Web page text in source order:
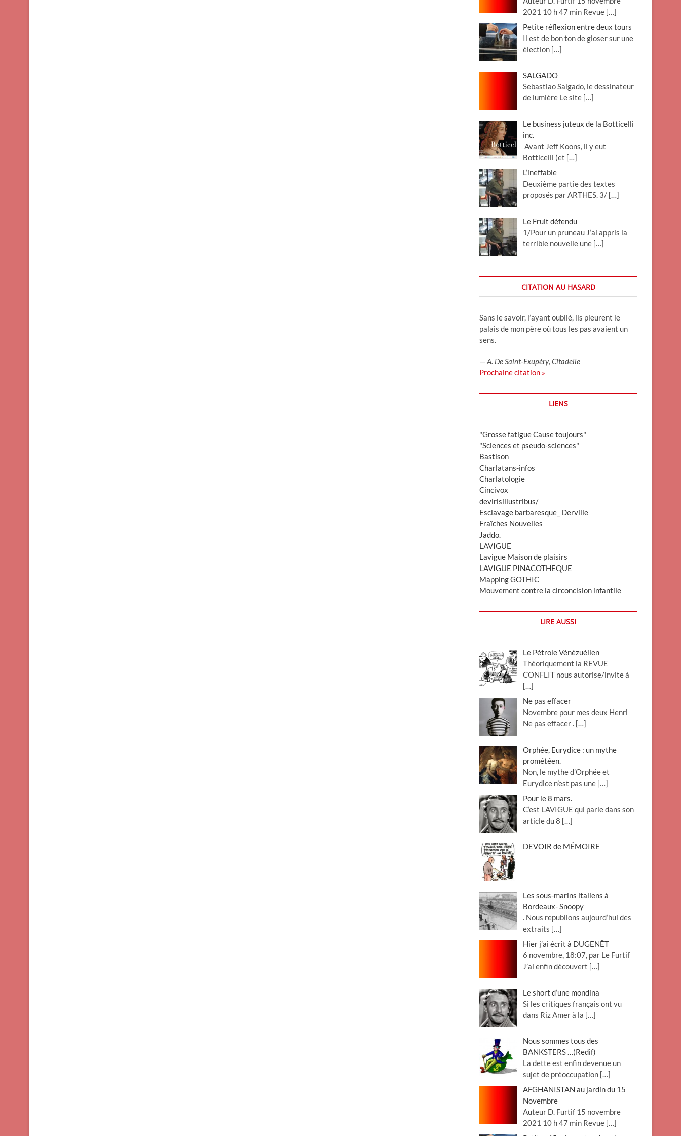
2021 10 h 47 min Revue […]
Petite réflexion entre deux tours
Il est de bon ton de gloser sur une
élection […]
SALGADO
Sebastiao Salgado, le dessinateur
de lumière Le site […]
Le business juteux de la Botticelli
inc.
Avant Jeff Koons, il y eut
Botticelli (et […]
L’ineffable
Deuxième partie des textes
proposés par ARTHES. 3/ […]
Le Fruit défendu
1/Pour un pruneau J’ai appris la
terrible nouvelle une […]
CITATION AU HASARD
Sans le savoir, l’ayant oublié, ils pleurent le
palais de mon père où tous les pas avaient un
sens.
—A. De Saint-Exupéry,Citadelle
Prochaine citation »
LIENS
"Grosse fatigue Cause toujours"
"Sciences et pseudo-sciences"
Bastison
Charlatans-infos
Charlatologie
Cincivox
devirisillustribus/
Esclavage barbaresque_ Derville
Fraîches Nouvelles
Jaddo.
LAVIGUE
Lavigue Maison de plaisirs
LAVIGUE PINACOTHEQUE
Mapping GOTHIC
Mouvement contre la circoncision infantile
LIRE AUSSI
Le Pétrole Vénézuélien
Théoriquement la REVUE
CONFLIT nous autorise/invite à
[…]
Ne pas effacer
Novembre pour mes deux Henri
Ne pas effacer . […]
Orphée, Eurydice : un mythe
prométéen.
Non, le mythe d’Orphée et
Eurydice n’est pas une […]
Pour le 8 mars.
C’est LAVIGUE qui parle dans son
article du 8 […]
DEVOIR de MÉMOIRE
Les sous-marins italiens à
Bordeaux- Snoopy
. Nous republions aujourd’hui des
extraits […]
Hier j’ai écrit à DUGENÊT
6 novembre, 18:07, par Le Furtif
J’ai enfin découvert […]
Le short d’une mondina
Si les critiques français ont vu
dans Riz Amer à la […]
Nous sommes tous des
BANKSTERS …(Redif)
La dette est enfin devenue un
sujet de préoccupation […]
AFGHANISTAN au jardin du 15
Novembre
Auteur D. Furtif 15 novembre
2021 10 h 47 min Revue […]